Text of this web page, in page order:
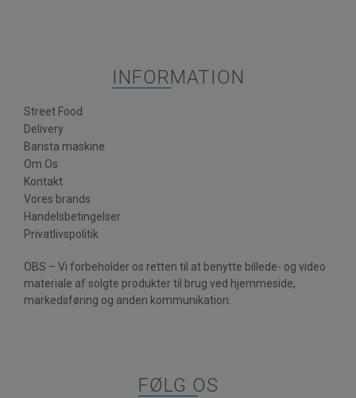
INFORMATION
Street Food
Delivery
Barista maskine
Om Os
Kontakt
Vores brands
Handelsbetingelser
Privatlivspolitik
OBS – Vi forbeholder os retten til at benytte billede- og video
materiale af solgte produkter til brug ved hjemmeside,
markedsføring og anden kommunikation.
FØLG OS